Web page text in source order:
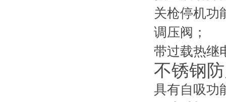
关枪停机功
调压阀；
带过载热继
不锈钢
具有自吸功